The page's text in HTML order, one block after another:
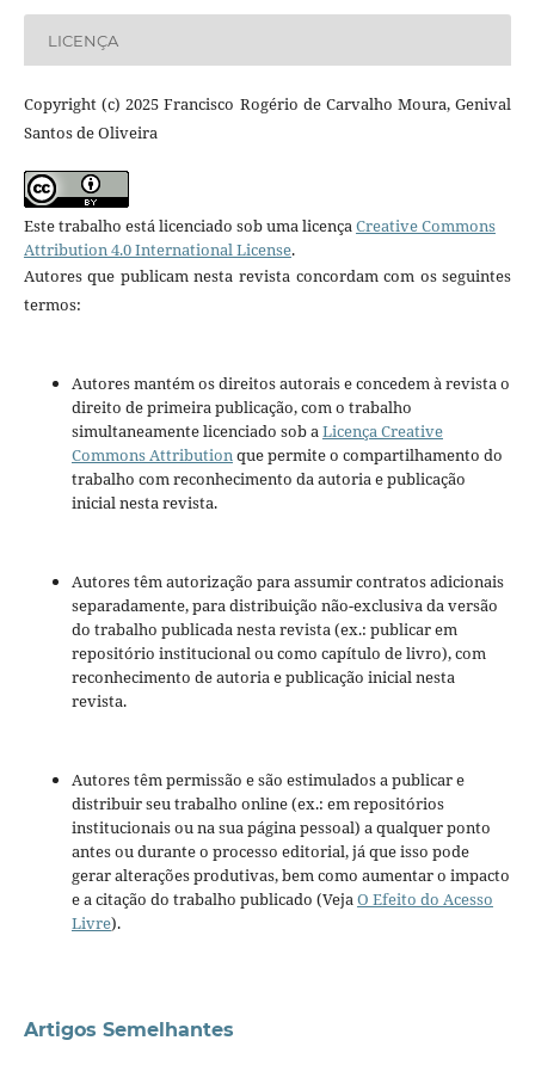
LICENÇA
Copyright (c) 2025 Francisco Rogério de Carvalho Moura, Genival
Santos de Oliveira
Este trabalho está licenciado sob uma licençaCreative Commons
Attribution 4.0 International License.
Autores que publicam nesta revista concordam com os seguintes
termos:
Autores mantém os direitos autorais e concedem à revista o
direito de primeira publicação, com o trabalho
simultaneamente licenciado sob aLicença Creative
Commons Attributionque permite o compartilhamento do
trabalho com reconhecimento da autoria e publicação
inicial nesta revista.
Autores têm autorização para assumir contratos adicionais
separadamente, para distribuição não-exclusiva da versão
do trabalho publicada nesta revista (ex.: publicar em
repositório institucional ou como capítulo de livro), com
reconhecimento de autoria e publicação inicial nesta
revista.
Autores têm permissão e são estimulados a publicar e
distribuir seu trabalho online (ex.: em repositórios
institucionais ou na sua página pessoal) a qualquer ponto
antes ou durante o processo editorial, já que isso pode
gerar alterações produtivas, bem como aumentar o impacto
e a citação do trabalho publicado (VejaO Efeito do Acesso
Livre).
Artigos Semelhantes